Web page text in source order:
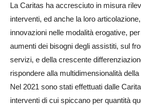
La Caritas ha accresciuto in misura
interventi, ed anche la loro
innovazioni nelle modalità erogative,
aumenti dei bisogni degli assistiti, sul
servizi, e della crescente
rispondere alla multidimensionalità
Nel 2021 sono stati effettuati dalle
interventi di cui spiccano per quantità